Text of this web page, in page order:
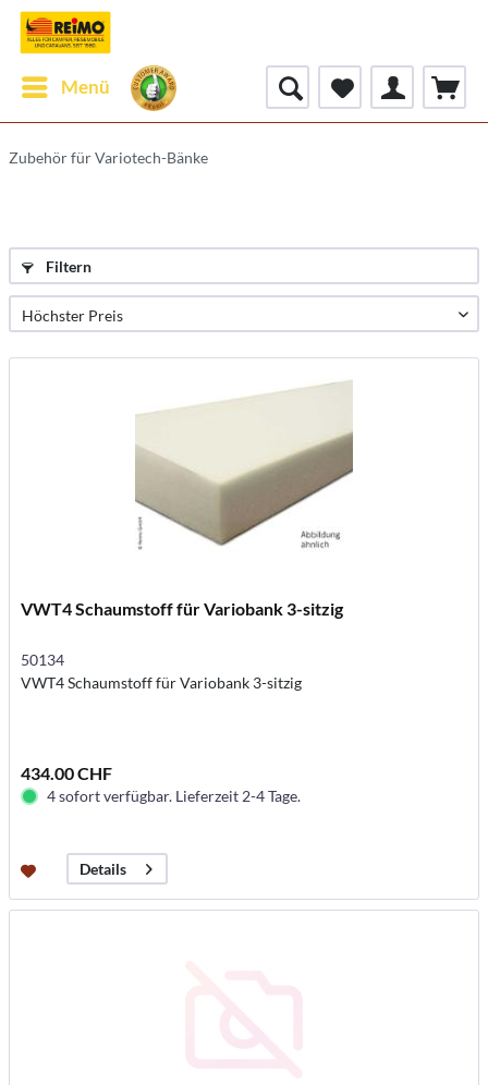
Menü
Zubehör für Variotech-Bänke
Filtern
VWT4 Schaumstoff für Variobank 3-sitzig
50134
VWT4 Schaumstoff für Variobank 3-sitzig
434.00 CHF
4 sofort verfügbar. Lieferzeit 2-4 Tage.
Details